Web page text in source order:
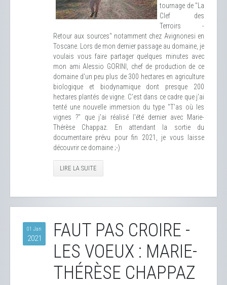
tournage de "La
Clef des
Terroirs -
Retour aux sources" notamment chez Avignonesi en
Toscane. Lors de mon dernier passage au domaine, je
voulais vous faire partager quelques minutes avec
mon ami Alessio GORINI, chef de production de ce
domaine d'un peu plus de 300 hectares en agriculture
biologique et biodynamique dont presque 200
hectares plantés de vigne. C'est dans ce cadre que j'ai
tenté une nouvelle immersion du type "T'as où les
vignes ?" que j'ai réalisé l'été dernier avec Marie-
Thérèse Chappaz. En attendant la sortie du
documentaire prévu pour fin 2021, je vous laisse
découvrir ce domaine ;-)
LIRE LA SUITE
01 Jan
2021
FAUT PAS CROIRE -
LES VOEUX : MARIE-
THÉRÈSE CHAPPAZ